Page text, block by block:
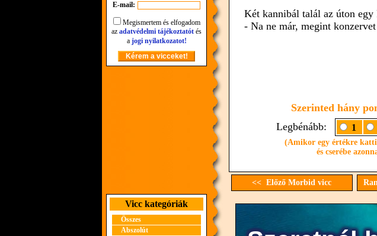
E-mail:
Megismertem és elfogadom
az adatvédelmi tájékoztatót és
a jogi nyilatkozatot!
Vicc kategóriák
Összes
Abszolút
Két kannibál talál az úton
- Na ne már, megint
Szerinted hány
Legbénább:
1
(Amikor egy értékre
és cserébe
<< Előző Morbid vicc